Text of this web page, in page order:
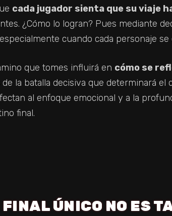
cada jugador sienta que su viaje
¿Cómo lo logran? Pues mediante
cuando cada personaje
que tomes influirá en cómo se
de la batalla decisiva que determinará el
al enfoque emocional y a la
final.
FINAL ÚNICO NO ES